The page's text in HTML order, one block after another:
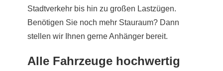
Stadtverkehr bis hin zu großen Lastzügen.
Benötigen Sie noch mehr Stauraum? Dann
stellen wir Ihnen gerne Anhänger bereit.
Alle Fahrzeuge hochwertig